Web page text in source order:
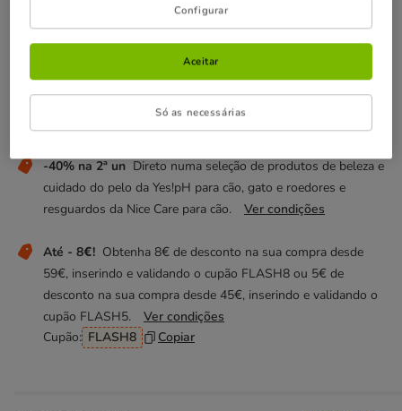
Não perca estas promoções!
-40% na 2ª un Direto numa seleção de produtos de beleza e
cuidado do pelo da Yes!pH para cão, gato e roedores e
resguardos da Nice Care para cão.
Ver condições
Até - 8€! Obtenha 8€ de desconto na sua compra desde
59€, inserindo e validando o cupão FLASH8 ou 5€ de
desconto na sua compra desde 45€, inserindo e validando o
cupão FLASH5.
Ver condições
Cupão: FLASH8 Copiar
Preço 6.49€, 81.13 EUR por l
Temporariamente sem stock
Descubra produtos semelhantes
Configurar
Só as necessárias
Aceitar